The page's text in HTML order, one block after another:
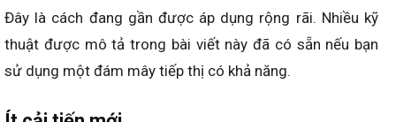
Đây là cách đang gần được áp dụng rộng rãi. Nhiều kỹ
thuật được mô tả trong bài viết này đã có sẵn nếu bạn
sử dụng một đám mây tiếp thị có khả năng.